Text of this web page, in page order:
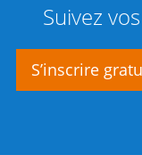
Suivez
S’inscrire